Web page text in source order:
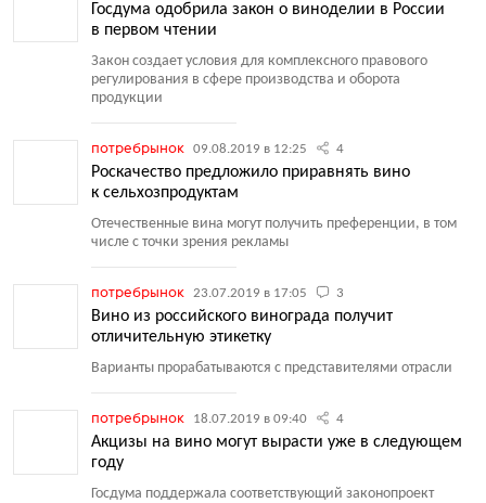
Госдума одобрила закон о виноделии в России
в первом чтении
Закон создает условия для комплексного правового
регулирования в сфере производства и оборота
продукции
потребрынок 09.08.2019 в 12:25 4
Роскачество предложило приравнять вино
к сельхозпродуктам
Отечественные вина могут получить преференции, в том
числе с точки зрения рекламы
потребрынок 23.07.2019 в 17:05 3
Вино из российского винограда получит
отличительную этикетку
Варианты прорабатываются с представителями отрасли
потребрынок 18.07.2019 в 09:40 4
Акцизы на вино могут вырасти уже в следующем
году
Госдума поддержала соответствующий законопроект